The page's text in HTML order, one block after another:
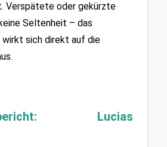
Verspätete oder gekürzte
Seltenheit – das
sich direkt auf die
Lucias